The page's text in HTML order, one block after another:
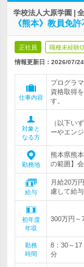
学校法人大原学園 |
《熊本》教員免
正社員 職種未経験
情報更新日：2026/07/24
仕事内容
プログラ
資格取得
す。
対象と
なる方
（以下い
ーやエン
勤務地
熊本県熊
の範囲】
給与
月給20万
慮して給
初年度
年収
300万円～
勤務
時間
8：30～
分